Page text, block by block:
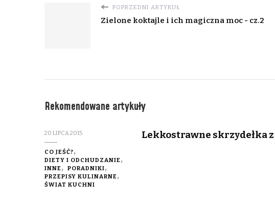
POPRZEDNI ARTYKUŁ
Zielone koktajle i ich magiczna moc - cz.2
Rekomendowane artykuły
20 LIPCA 2015
CO JEŚĆ?
DIETY I ODCHUDZANIE
INNE
PORADNIKI
PRZEPISY KULINARNE
ŚWIAT KUCHNI
Lekkostrawne skrzydełka